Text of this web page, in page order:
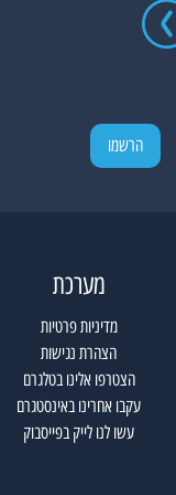
מערכת
מדיניות פרטיות
הצהרת נגישות
הצטרפו אלינו בטלגרם
עקבו אחרינו באינסטגרם
עשו לנו לייק בפייסבוק